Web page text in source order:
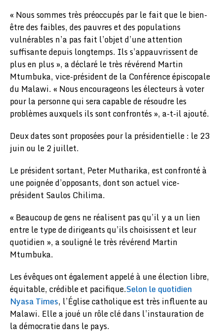
« Nous sommes très préoccupés par le fait que le bien-
être des faibles, des pauvres et des populations
vulnérables n’a pas fait l’objet d’une attention
suffisante depuis longtemps. Ils s’appauvrissent de
plus en plus », a déclaré le très révérend Martin
Mtumbuka, vice-président de la Conférence épiscopale
du Malawi. « Nous encourageons les électeurs à voter
pour la personne qui sera capable de résoudre les
problèmes auxquels ils sont confrontés », a-t-il ajouté.
Deux dates sont proposées pour la présidentielle : le 23
juin ou le 2 juillet.
Le président sortant, Peter Mutharika, est confronté à
une poignée d’opposants, dont son actuel vice-
président Saulos Chilima.
« Beaucoup de gens ne réalisent pas qu’il y a un lien
entre le type de dirigeants qu’ils choisissent et leur
quotidien », a souligné le très révérend Martin
Mtumbuka.
Les évêques ont également appelé à une élection libre,
équitable, crédible et pacifique.Selon le quotidien
Nyasa Times, l’Église catholique est très influente au
Malawi. Elle a joué un rôle clé dans l’instauration de
la démocratie dans le pays.